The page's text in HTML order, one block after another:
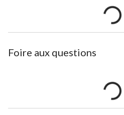
Foire aux questions